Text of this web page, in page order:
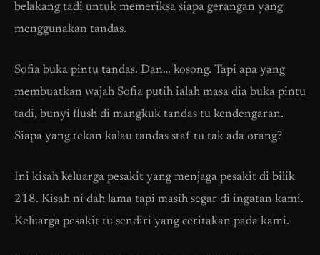
belakang tadi untuk memeriksa siapa gerangan yang
menggunakan tandas.
Sofia buka pintu tandas. Dan… kosong. Tapi apa yang
membuatkan wajah Sofia putih ialah masa dia buka pintu
tadi, bunyi flush di mangkuk tandas tu kendengaran.
Siapa yang tekan kalau tandas staf tu tak ada orang?
Ini kisah keluarga pesakit yang menjaga pesakit di bilik
218. Kisah ni dah lama tapi masih segar di ingatan kami.
Keluarga pesakit tu sendiri yang ceritakan pada kami.